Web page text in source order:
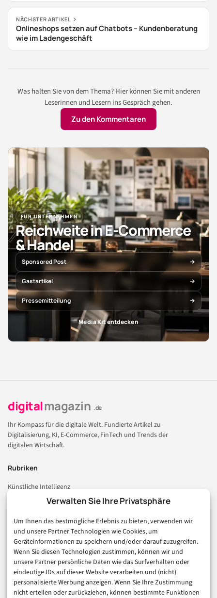
Verwalten Sie Ihre Privatsphäre
Um Ihnen das bestmögliche Erlebnis zu bieten, verwenden wir
und unsere Partner Technologien wie Cookies, um
Geräteinformationen zu speichern und/oder darauf zuzugreifen.
Wenn Sie diesen Technologien zustimmen, können wir und
unsere Partner persönliche Daten wie das Surfverhalten oder
eindeutige IDs auf dieser Website verarbeiten und (nicht)
personalisierte Werbung anzeigen. Wenn Sie Ihre Zustimmung
nicht erteilen oder zurückziehen, können bestimmte Funktionen
NÄCHSTER ARTIKEL
Onlineshops setzen auf Chatbots – Kundenberatung
wie im Ladengeschäft
Was halten Sie von dem Thema? Hier können Sie mit anderen
Leserinnen und Lesern ins Gespräch gehen.
Zu den Kommentaren
FÜR UNTERNEHMEN
Reichweite in E-Commerce
& Handel
Sponsored Post
Gastartikel
Pressemitteilung
Media Kit entdecken
digitalmagazin .de
Ihr Kompass für die digitale Welt. Fundierte Artikel zu
Digitalisierung, KI, E-Commerce, FinTech und Trends der
digitalen Wirtschaft.
Rubriken
Künstliche Intelligenz
Technologie & IT
Consumer & Digital Life
Marketing
Finanzen & FinTech
Business & Karriere
Sicherheit & Recht
Digitalisierung